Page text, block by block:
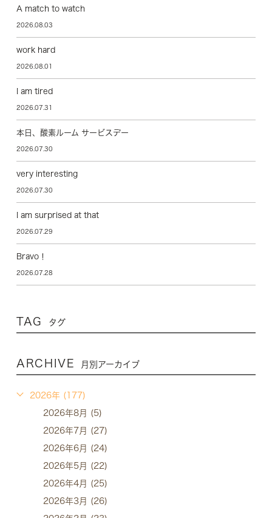
A match to watch
2026.08.03
work hard
2026.08.01
I am tired
2026.07.31
本日、酸素ルーム サービスデー
2026.07.30
very interesting
2026.07.30
I am surprised at that
2026.07.29
Bravo！
2026.07.28
TAG タグ
ARCHIVE 月別アーカイブ
2026年 (177)
2026年8月 (5)
2026年7月 (27)
2026年6月 (24)
2026年5月 (22)
2026年4月 (25)
2026年3月 (26)